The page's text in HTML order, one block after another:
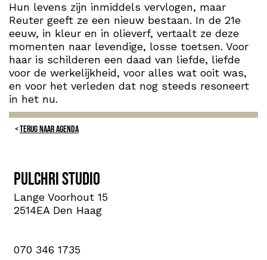
Hun levens zijn inmiddels vervlogen, maar
Reuter geeft ze een nieuw bestaan. In de 21e
eeuw, in kleur en in olieverf, vertaalt ze deze
momenten naar levendige, losse toetsen. Voor
haar is schilderen een daad van liefde, liefde
voor de werkelijkheid, voor alles wat ooit was,
en voor het verleden dat nog steeds resoneert
in het nu.
TERUG NAAR AGENDA
Pulchri Studio
Lange Voorhout 15
2514EA Den Haag
070 346 1735